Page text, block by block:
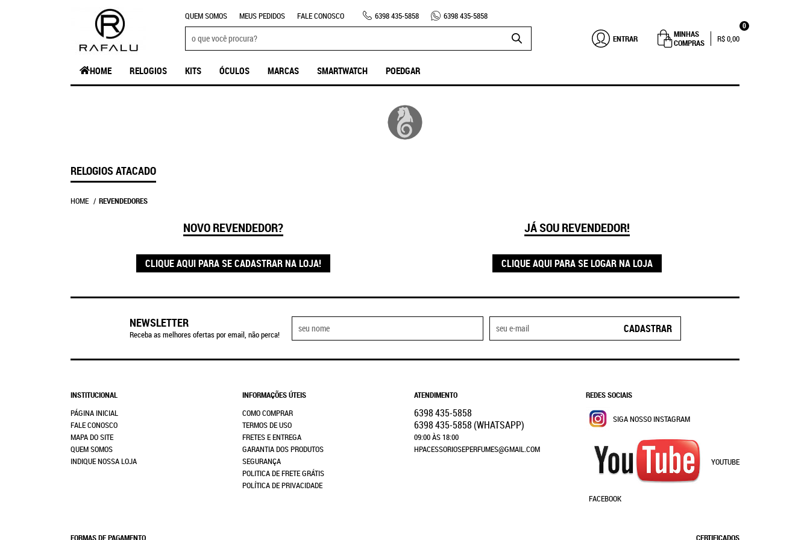
QUEM SOMOS MEUS PEDIDOS FALE CONOSCO 6398435-5858 6398435-5858
ENTRAR
MINHAS
COMPRAS
0
R$ 0,00
HOME RELOGIOS KITS ÓCULOS MARCAS SMARTWATCH POEDGAR
RELOGIOS ATACADO
HOME REVENDEDORES
NOVO REVENDEDOR?
CLIQUE AQUI PARA SE CADASTRAR NA LOJA!
JÁ SOU REVENDEDOR!
CLIQUE AQUI PARA SE LOGAR NA LOJA
NEWSLETTER
Receba as melhores ofertas por email, não perca! CADASTRAR
INSTITUCIONAL
PÁGINA INICIAL
FALE CONOSCO
MAPA DO SITE
QUEM SOMOS
INDIQUE NOSSA LOJA
INFORMAÇÕES ÚTEIS
COMO COMPRAR
TERMOS DE USO
FRETES E ENTREGA
GARANTIA DOS PRODUTOS
SEGURANÇA
POLITICA DE FRETE GRÁTIS
POLÍTICA DE PRIVACIDADE
ATENDIMENTO
6398435-5858
6398435-5858 (WHATSAPP)
09:00 ÀS 18:00
HPACESSORIOSEPERFUMES@GMAIL.COM
REDES SOCIAIS
SIGA NOSSO INSTAGRAM
YOUTUBE
FACEBOOK
FORMAS DE PAGAMENTO CERTIFICADOS